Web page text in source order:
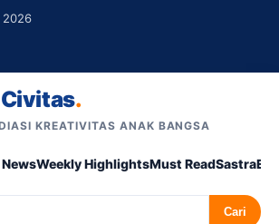
2026
.
KREATIVITAS ANAK BANGSA
Weekly HighlightsMust ReadSastra
Cari